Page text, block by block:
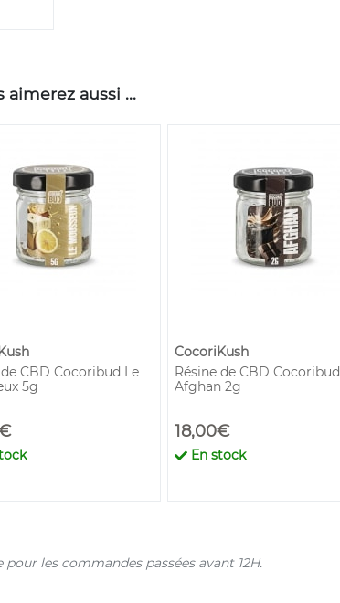
aimerez aussi ...
CBD Cocoribud Le
5g
CocoriKush
Résine de CBD Cocoribud
Afghan 2g
18,00€
En stock
les commandes passées avant 12H.